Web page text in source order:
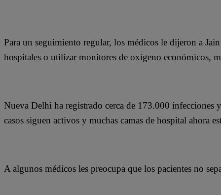
Para un seguimiento regular, los médicos le dijeron a
hospitales o utilizar monitores de oxígeno económicos,
Nueva Delhi ha registrado cerca de 173.000 infecciones
casos siguen activos y muchas camas de hospital ahora
A algunos médicos les preocupa que los pacientes no